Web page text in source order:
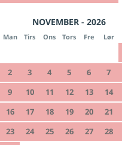
NOVEMBER - 2026
Man Tirs Ons Tors Fre Lør
2
3 4 5 6 7
9
10 11 12 13 14
16
17 18 19 20 21
23
24 25 26 27 28